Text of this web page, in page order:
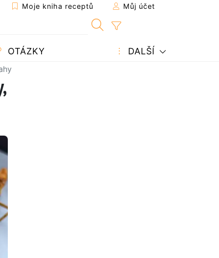
Moje kniha receptů Můj účet
OTÁZKY DALŠÍ